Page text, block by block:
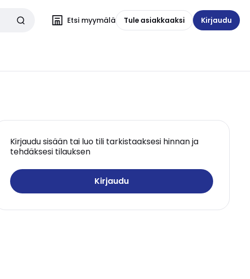
Etsi myymälä Tule asiakkaaksi Kirjaudu
Kirjaudu sisään tai luo tili tarkistaaksesi hinnan ja
tehdäksesi tilauksen
Kirjaudu